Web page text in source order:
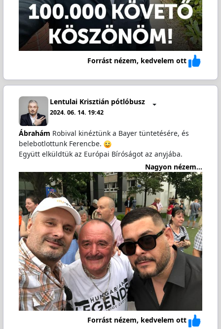
Forrást nézem, kedvelem ott
Lentulai Krisztián pótlóbusz
2024. 06. 14. 19:42
Ábrahám Robival kinéztünk a Bayer tüntetésére, és
belebotlottunk Ferencbe.
Együtt elküldtük az Európai Bíróságot az anyjába.
Nagyon nézem...
Forrást nézem, kedvelem ott